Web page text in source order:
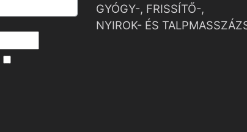
GYÓGY-, FRISSÍTŐ-,
NYIROK- ÉS